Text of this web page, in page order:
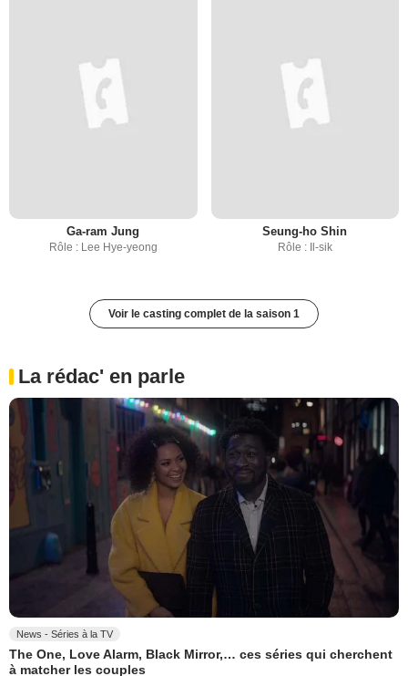
Ga-ram Jung
Rôle : Lee Hye-yeong
Seung-ho Shin
Rôle : Il-sik
Voir le casting complet de la saison 1
La rédac' en parle
News - Séries à la TV
The One, Love Alarm, Black Mirror,… ces séries qui cherchent
à matcher les couples